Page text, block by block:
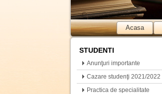
Acasa
STUDENTI
Anunţuri importante
Cazare studenţi 2021/2022
Practica de specialitate